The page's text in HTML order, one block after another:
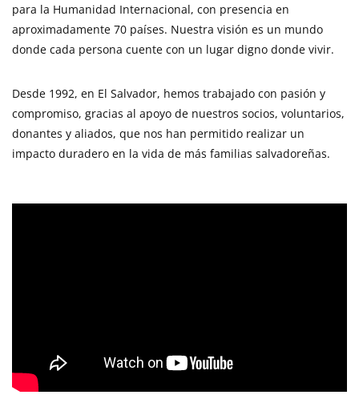
para la Humanidad Internacional, con presencia en
aproximadamente 70 países. Nuestra visión es un mundo
donde cada persona cuente con un lugar digno donde vivir.
Desde 1992, en El Salvador, hemos trabajado con pasión y
compromiso, gracias al apoyo de nuestros socios, voluntarios,
donantes y aliados, que nos han permitido realizar un
impacto duradero en la vida de más familias salvadoreñas.